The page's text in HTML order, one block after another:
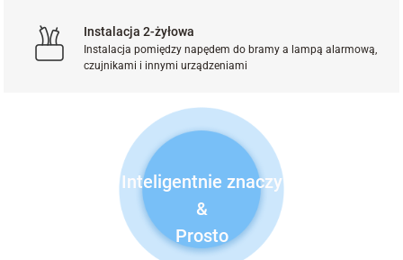
Instalacja 2-żyłowa
Instalacja pomiędzy napędem do bramy a lampą alarmową,
czujnikami i innymi urządzeniami
Inteligentnie znaczy
&
Prosto